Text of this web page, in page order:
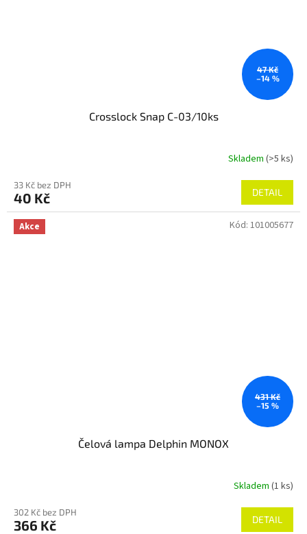
47 Kč
–14 %
Crosslock Snap C-03/10ks
Skladem (>5 ks)
33 Kč bez DPH
40 Kč DETAIL
Akce
431 Kč
–15 %
Čelová lampa Delphin MONOX
Skladem (1 ks)
302 Kč bez DPH
366 Kč DETAIL
Kód: 101005677